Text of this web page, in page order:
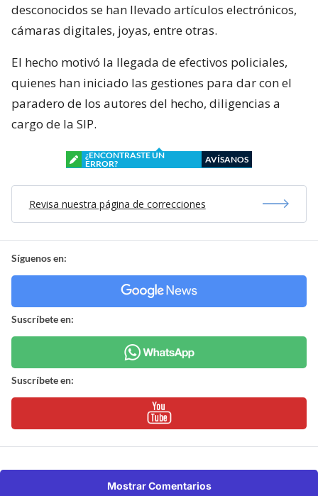
desconocidos se han llevado artículos electrónicos,
cámaras digitales, joyas, entre otras.
El hecho motivó la llegada de efectivos policiales,
quienes han iniciado las gestiones para dar con el
paradero de los autores del hecho, diligencias a
cargo de la SIP.
¿ENCONTRASTE UN
ERROR?
AVÍSANOS
Revisa nuestra página de correcciones
Síguenos en:
Suscríbete en:
Suscríbete en:
Mostrar Comentarios